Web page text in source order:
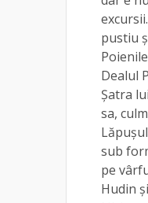
pustiu
Dealul
Șatra
sa,
sub
pe
Hudin